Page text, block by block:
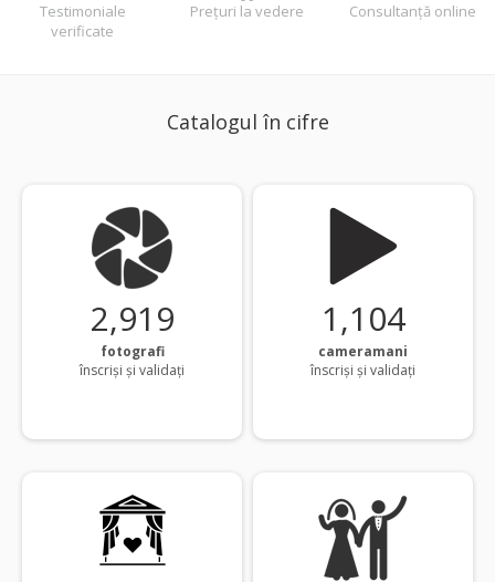
Testimoniale
verificate
Prețuri la vedere Consultanță online
Catalogul în cifre
2,924
fotografi
înscriși și validați
1,106
cameramani
înscriși și validați